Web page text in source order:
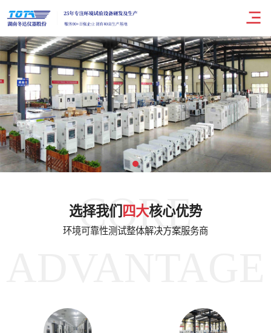
CORE
选择我们 四大核心优势
环境可靠性测试整体解决方案服务商